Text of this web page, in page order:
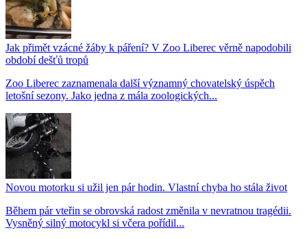
Jak přimět vzácné žáby k páření? V Zoo Liberec věrně napodobili
období dešťů tropů
Zoo Liberec zaznamenala další významný chovatelský úspěch
letošní sezony. Jako jedna z mála zoologických...
Novou motorku si užil jen pár hodin. Vlastní chyba ho stála život
Během pár vteřin se obrovská radost změnila v nevratnou tragédii.
Vysněný silný motocykl si včera pořídil...